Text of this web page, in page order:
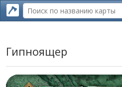
Гипноящер